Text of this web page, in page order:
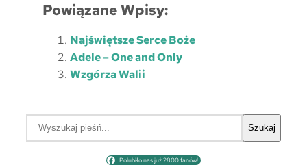
Powiązane Wpisy:
Najświętsze Serce Boże
Adele – One and Only
Wzgórza Walii
Szukaj
Polubiło nas już 2800 fanów!